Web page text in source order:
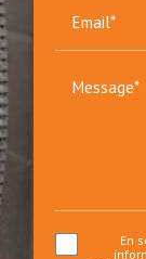
Email*
Message*
En